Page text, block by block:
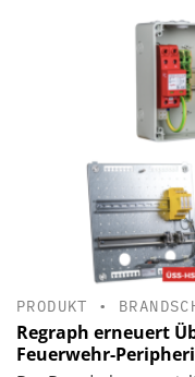
PRODUKT •
Regraph erneuert
Feuerwehr-